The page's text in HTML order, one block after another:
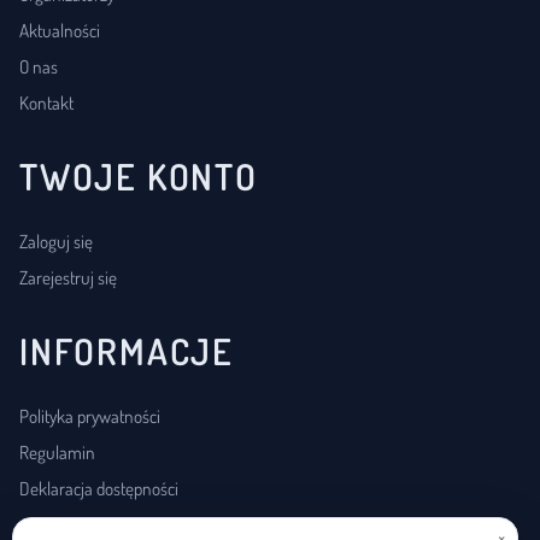
Aktualności
O nas
Kontakt
TWOJE KONTO
Zaloguj się
Zarejestruj się
INFORMACJE
Polityka prywatności
Regulamin
Deklaracja dostępności